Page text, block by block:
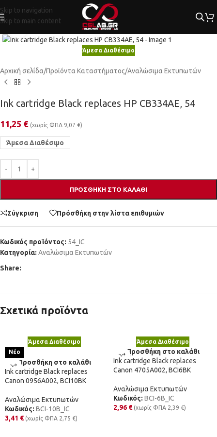
Skip to navigation
Skip to main content
Κλικ για μεγέθυνση
Άμεσα Διαθέσιμο
Αρχική σελίδα/Προϊόντα Καταστήματος/Αναλώσιμα Εκτυπωτών
Ink cartridge Black replaces HP CB334AE, 54
11,25 € (χωρίς ΦΠΑ 9,07 €)
Άμεσα Διαθέσιμο
ΠΡΟΣΘΉΚΗ ΣΤΟ ΚΑΛΆΘΙ
Σύγκριση Πρόσθήκη στην λίστα επιθυμιών
Κωδικός προϊόντος: 54_IC
Κατηγορία: Αναλώσιμα Εκτυπωτών
Share:
Σχετικά προϊόντα
Άμεσα Διαθέσιμο
Νέο
Προσθήκη στο καλάθι
Ink cartridge Black replaces
Canon 0956A002, BCI10BK
Αναλώσιμα Εκτυπωτών
Κωδικός: BCI-10B_IC
3,41 € (χωρίς ΦΠΑ 2,75 €)
Άμεσα Διαθέσιμο
Προσθήκη στο καλάθι
Ink cartridge Black replaces
Canon 4705A002, BCI6BK
Αναλώσιμα Εκτυπωτών
Κωδικός: BCI-6B_IC
2,96 € (χωρίς ΦΠΑ 2,39 €)